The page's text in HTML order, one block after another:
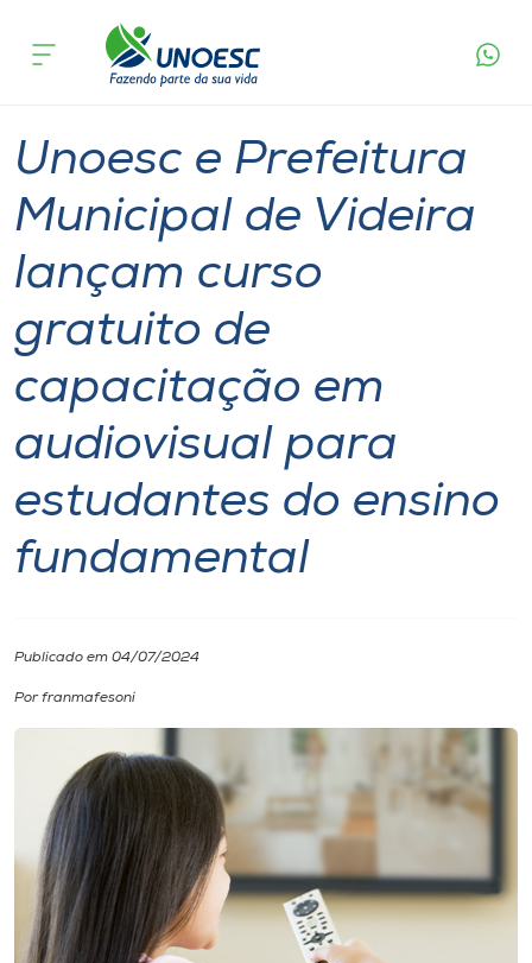
Cursos
Pesquisa
Atendimento ao Estudante
Portal de Ensino
Unoesc
Internacionalização
Diplomados
Cultura
CPA
Biblioteca
Editora
acontece
para estudantes do ensino fundamental
Unoesc e Prefeitura
Municipal de Videira
lançam curso
gratuito de
capacitação em
audiovisual para
estudantes do ensino
fundamental
Publicado em 04/07/2024
Por franmafesoni